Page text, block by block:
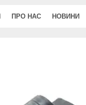
ПРО НАС НОВИНИ